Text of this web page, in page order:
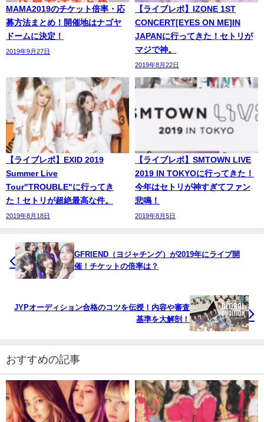
MAMA2019のチケット倍率・応
募方法まとめ！開催地はナゴヤ
ドームに決定！
2019年9月27日
【ライブレポ】IZONE 1ST
CONCERT[EYES ON ME]IN
JAPANに行ってきた！セトリが
マジで神。
2019年8月22日
【ライブレポ】EXID 2019
Summer Live
Tour"TROUBLE"に行ってき
た！セトリが超絶最高な件。
2019年8月18日
【ライブレポ】SMTOWN LIVE
2019 IN TOKYOに行ってきた！
今年はセトリが神すぎてファン
悲鳴！
2019年8月5日
GFRIEND（ヨジャチング）が2019年にライブ開
催！チケットの倍率は？
JYPオーディション合格のコツを伝授！内容や審査
基準を大解剖！
おすすめの記事